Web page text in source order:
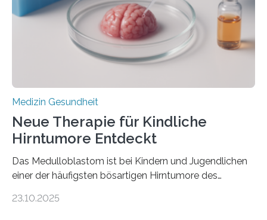
hypertrophe Kardiomyopathie (HCM) ist die häufigste
erblich bedingte Herzerkrankung. Sie führt dazu, dass
sich die linke Herzkammer verdickt, der Herzmuskel zu
stark kontrahiert…
Medizin Gesundheit
Neue Therapie für Kindliche
Hirntumore Entdeckt
Das Medulloblastom ist bei Kindern und Jugendlichen
einer der häufigsten bösartigen Hirntumore des
Betroffenen können mit heutigen Methoden geheilt
23.10.2025